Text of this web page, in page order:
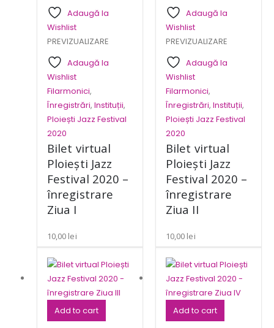
Adaugă la
Wishlist
PREVIZUALIZARE
Adaugă la
Wishlist
Filarmonici,
Înregistrări, Instituții,
Ploiești Jazz Festival
2020
Bilet virtual
Ploiești Jazz
Festival 2020 –
înregistrare
Ziua I
10,00 lei
Adaugă la
Wishlist
PREVIZUALIZARE
Adaugă la
Wishlist
Filarmonici,
Înregistrări, Instituții,
Ploiești Jazz Festival
2020
Bilet virtual
Ploiești Jazz
Festival 2020 –
înregistrare
Ziua II
10,00 lei
Add to cart Add to cart